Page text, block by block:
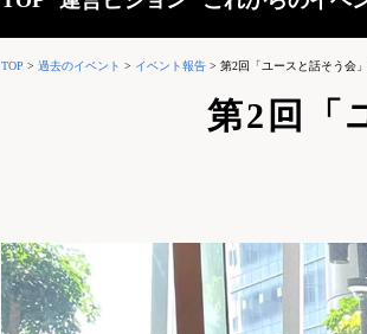
TOP > 過去のイベント > イベント報告 > 第2回「ユースと話そう会
第2回「